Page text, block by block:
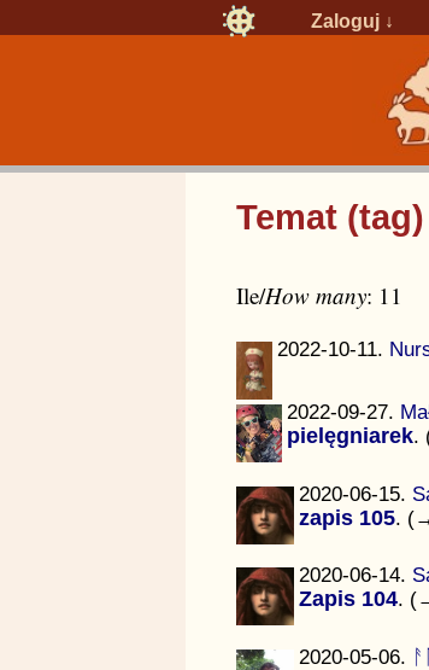
Zaloguj ↓
Temat
Ile/How many: 11
2022-10-11.
2022-09-27.
pielęgniarek.
2020-06-15.
zapis 105.
2020-06-14.
Zapis 104.
2020-05-06.